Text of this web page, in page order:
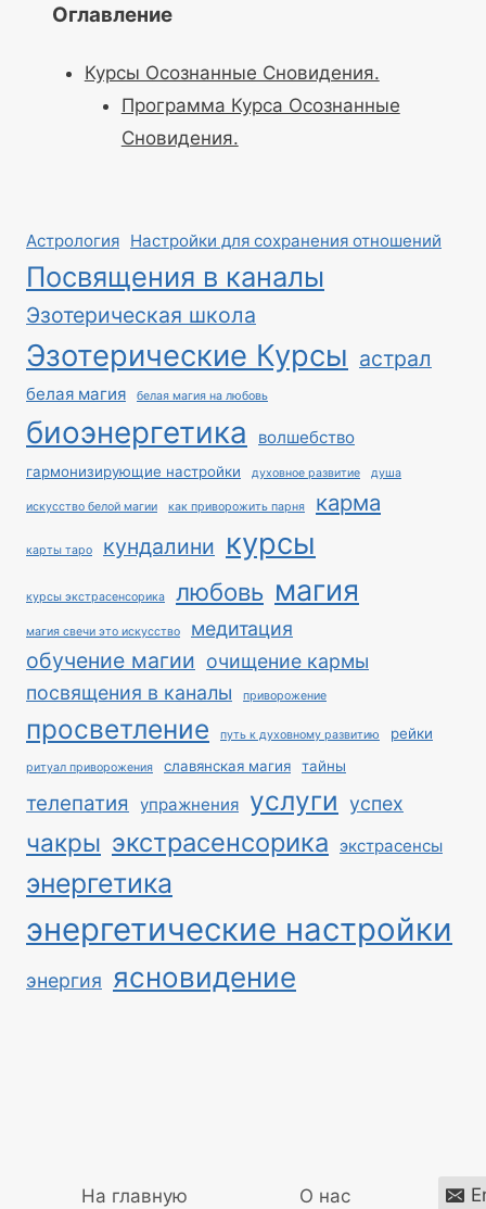
Оглавление
Курсы Осознанные Сновидения.
Программа Курса Осознанные
Сновидения.
Астрология Настройки для сохранения отношений
Посвящения в каналы
Эзотерическая школа
Эзотерические Курсы астрал
белая магия белая магия на любовь
биоэнергетика волшебство
гармонизирующие настройки духовное развитие душа
искусство белой магии как приворожить парня карма
карты таро кундалини курсы
курсы экстрасенсорика любовь магия
магия свечи это искусство медитация
обучение магии очищение кармы
посвящения в каналы
приворожение
просветление путь к духовному развитию рейки
ритуал приворожения славянская магия тайны
телепатия упражнения услуги успех
чакры экстрасенсорика экстрасенсы
энергетика
энергетические настройки
энергия ясновидение
На главную О нас